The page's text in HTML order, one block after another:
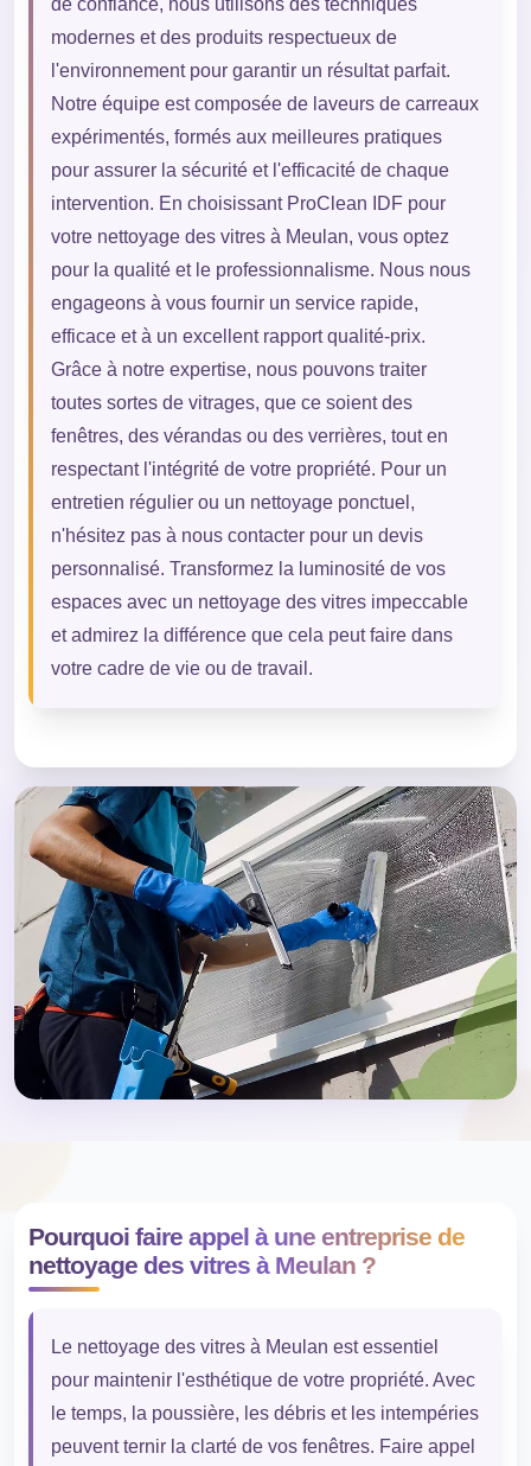
de confiance, nous utilisons des techniques
modernes et des produits respectueux de
l'environnement pour garantir un résultat parfait.
Notre équipe est composée de laveurs de carreaux
expérimentés, formés aux meilleures pratiques
pour assurer la sécurité et l'efficacité de chaque
intervention. En choisissant ProClean IDF pour
votre nettoyage des vitres à Meulan, vous optez
pour la qualité et le professionnalisme. Nous nous
engageons à vous fournir un service rapide,
efficace et à un excellent rapport qualité-prix.
Grâce à notre expertise, nous pouvons traiter
toutes sortes de vitrages, que ce soient des
fenêtres, des vérandas ou des verrières, tout en
respectant l'intégrité de votre propriété. Pour un
entretien régulier ou un nettoyage ponctuel,
n'hésitez pas à nous contacter pour un devis
personnalisé. Transformez la luminosité de vos
espaces avec un nettoyage des vitres impeccable
et admirez la différence que cela peut faire dans
votre cadre de vie ou de travail.
Pourquoi faire appel à une entreprise de
nettoyage des vitres à Meulan ?
Le nettoyage des vitres à Meulan est essentiel
pour maintenir l'esthétique de votre propriété. Avec
le temps, la poussière, les débris et les intempéries
peuvent ternir la clarté de vos fenêtres. Faire appel